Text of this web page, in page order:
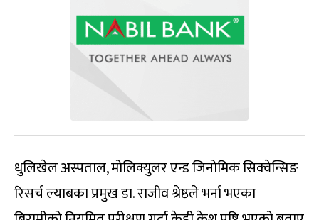
धुलिखेल अस्पताल, मोलिक्युलर एन्ड जिनोमिक सिक्वेन्सिङ
रिसर्च ल्याबका प्रमुख डा. राजीव श्रेष्ठले भर्ना भएका